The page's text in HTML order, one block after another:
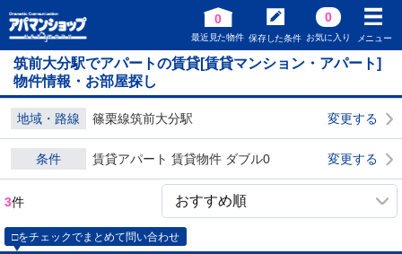
0
最近見た物件 保存した条件
0
お気に入り メニュー
筑前大分駅でアパートの賃貸[賃貸マンション・アパート]
物件情報・お部屋探し
地域・路線 篠栗線筑前大分駅 変更する
条件 賃貸アパート 賃貸物件 ダブル0 変更する
3件
□をチェックでまとめて問い合わせ